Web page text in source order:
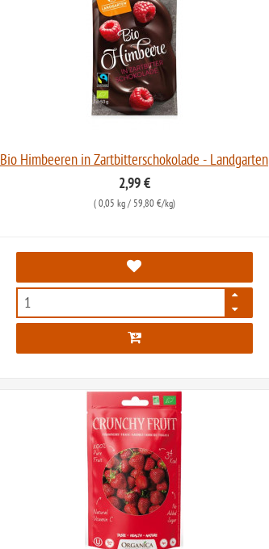
Bio Himbeeren in Zartbitterschokolade - Landgarten
2,99 €
( 0,05 kg/ 59,80 €/kg)
2236